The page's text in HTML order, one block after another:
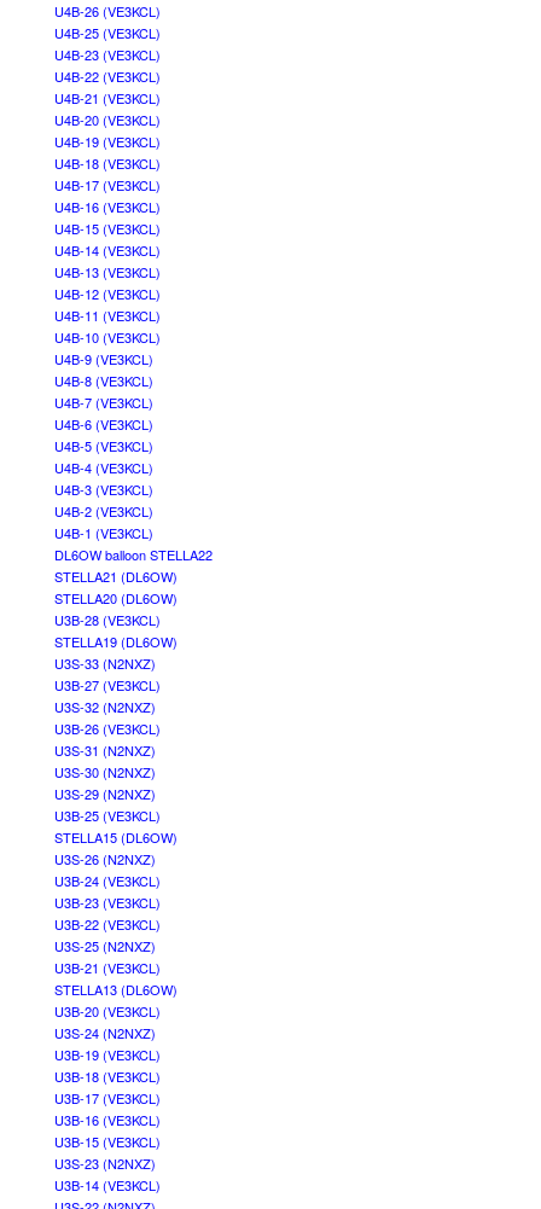
U4B-26 (VE3KCL)
U4B-25 (VE3KCL)
U4B-23 (VE3KCL)
U4B-22 (VE3KCL)
U4B-21 (VE3KCL)
U4B-20 (VE3KCL)
U4B-19 (VE3KCL)
U4B-18 (VE3KCL)
U4B-17 (VE3KCL)
U4B-16 (VE3KCL)
U4B-15 (VE3KCL)
U4B-14 (VE3KCL)
U4B-13 (VE3KCL)
U4B-12 (VE3KCL)
U4B-11 (VE3KCL)
U4B-10 (VE3KCL)
U4B-9 (VE3KCL)
U4B-8 (VE3KCL)
U4B-7 (VE3KCL)
U4B-6 (VE3KCL)
U4B-5 (VE3KCL)
U4B-4 (VE3KCL)
U4B-3 (VE3KCL)
U4B-2 (VE3KCL)
U4B-1 (VE3KCL)
DL6OW balloon STELLA22
STELLA21 (DL6OW)
STELLA20 (DL6OW)
U3B-28 (VE3KCL)
STELLA19 (DL6OW)
U3S-33 (N2NXZ)
U3B-27 (VE3KCL)
U3S-32 (N2NXZ)
U3B-26 (VE3KCL)
U3S-31 (N2NXZ)
U3S-30 (N2NXZ)
U3S-29 (N2NXZ)
U3B-25 (VE3KCL)
STELLA15 (DL6OW)
U3S-26 (N2NXZ)
U3B-24 (VE3KCL)
U3B-23 (VE3KCL)
U3B-22 (VE3KCL)
U3S-25 (N2NXZ)
U3B-21 (VE3KCL)
STELLA13 (DL6OW)
U3B-20 (VE3KCL)
U3S-24 (N2NXZ)
U3B-19 (VE3KCL)
U3B-18 (VE3KCL)
U3B-17 (VE3KCL)
U3B-16 (VE3KCL)
U3B-15 (VE3KCL)
U3S-23 (N2NXZ)
U3B-14 (VE3KCL)